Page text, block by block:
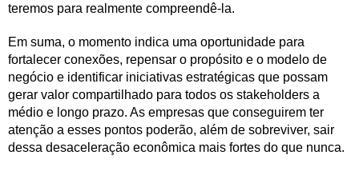
teremos para realmente compreendê-la.
Em suma, o momento indica uma oportunidade para
fortalecer conexões, repensar o propósito e o modelo de
negócio e identificar iniciativas estratégicas que possam
gerar valor compartilhado para todos os stakeholders a
médio e longo prazo. As empresas que conseguirem ter
atenção a esses pontos poderão, além de sobreviver, sair
dessa desaceleração econômica mais fortes do que nunca.